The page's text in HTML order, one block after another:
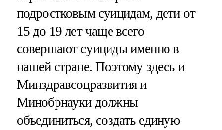
подростковым суицидам, дети от
15 до 19 лет чаще всего
совершают суициды именно в
нашей стране. Поэтому здесь и
Минздравсоцразвития и
Минобрнауки должны
объединиться, создать единую